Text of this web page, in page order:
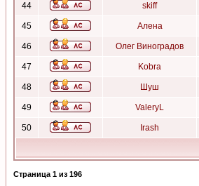
44 skiff
45 Алена
46 Олег Виноградов
47 Kobra
48 Шуш
49 ValeryL
50 Irash
Страница 1 из 196